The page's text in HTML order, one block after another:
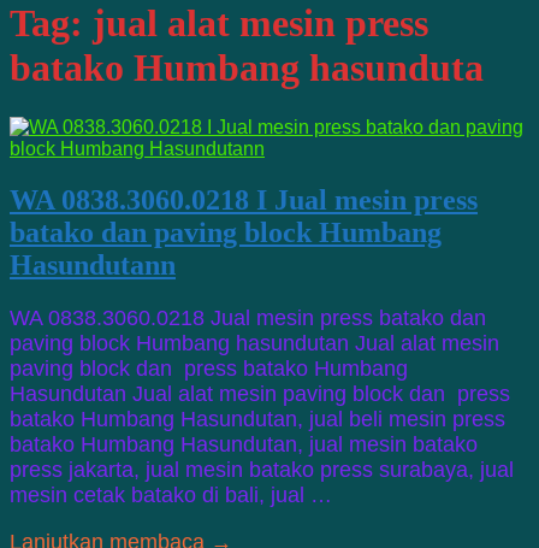
Tag: jual alat mesin press
batako Humbang hasunduta
WA 0838.3060.0218 I Jual mesin press
batako dan paving block Humbang
Hasundutann
WA 0838.3060.0218 Jual mesin press batako dan
paving block Humbang hasundutan Jual alat mesin
paving block dan press batako Humbang
Hasundutan Jual alat mesin paving block dan press
batako Humbang Hasundutan, jual beli mesin press
batako Humbang Hasundutan, jual mesin batako
press jakarta, jual mesin batako press surabaya, jual
mesin cetak batako di bali, jual …
Lanjutkan membaca →